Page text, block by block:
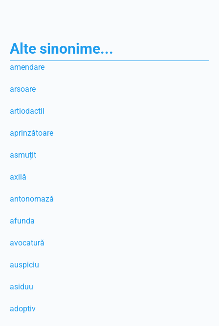
Alte sinonime...
amendare
arsoare
artiodactil
aprinzătoare
asmuțit
axilă
antonomază
afunda
avocatură
auspiciu
asiduu
adoptiv